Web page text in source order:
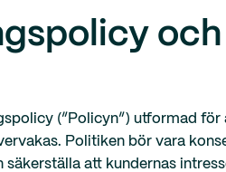
(”Policyn”) utformad
Politiken bör vara
säkerställa att kundernas